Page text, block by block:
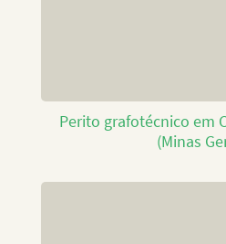
Perito grafotécnico em
(Minas